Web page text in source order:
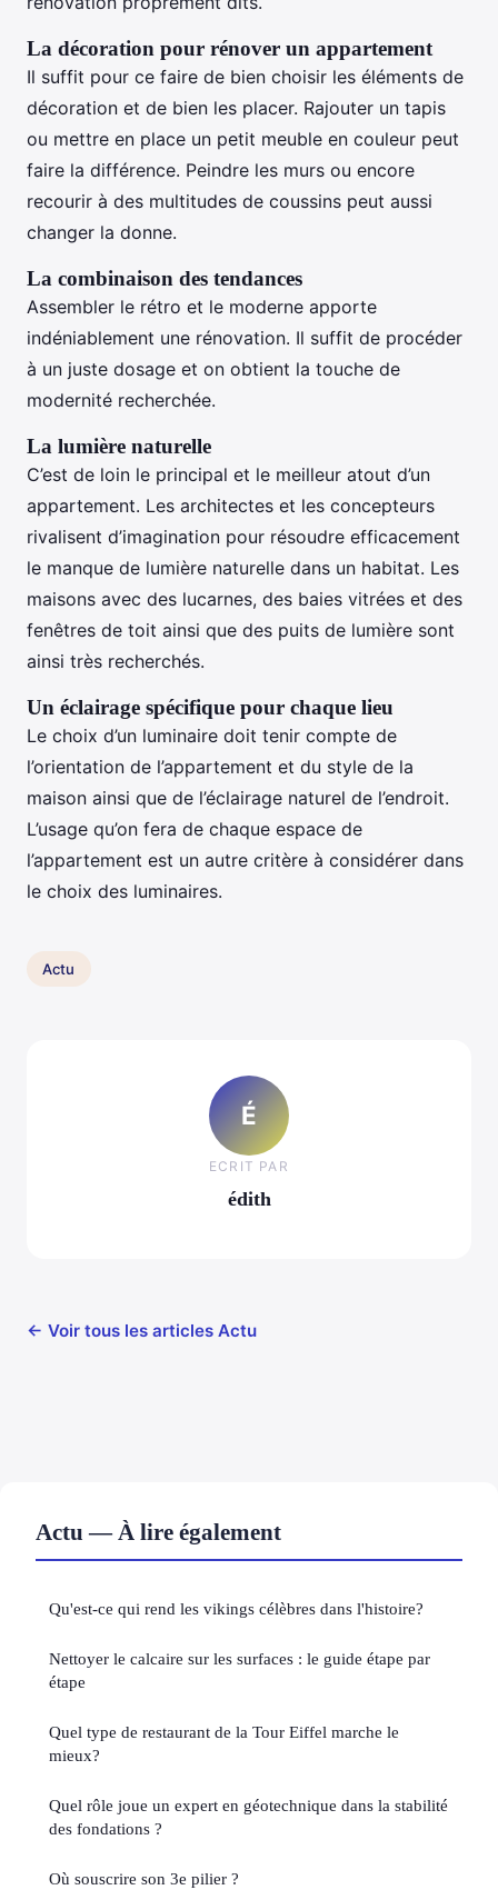
La décoration pour rénover un appartement
Il suffit pour ce faire de bien choisir les éléments de
décoration et de bien les placer. Rajouter un tapis
ou mettre en place un petit meuble en couleur peut
faire la différence. Peindre les murs ou encore
recourir à des multitudes de coussins peut aussi
changer la donne.
La combinaison des tendances
Assembler le rétro et le moderne apporte
indéniablement une rénovation. Il suffit de procéder
à un juste dosage et on obtient la touche de
modernité recherchée.
La lumière naturelle
C’est de loin le principal et le meilleur atout d’un
appartement. Les architectes et les concepteurs
rivalisent d’imagination pour résoudre efficacement
le manque de lumière naturelle dans un habitat. Les
maisons avec des lucarnes, des baies vitrées et des
fenêtres de toit ainsi que des puits de lumière sont
ainsi très recherchés.
Un éclairage spécifique pour chaque lieu
Le choix d’un luminaire doit tenir compte de
l’orientation de l’appartement et du style de la
maison ainsi que de l’éclairage naturel de l’endroit.
L’usage qu’on fera de chaque espace de
l’appartement est un autre critère à considérer dans
le choix des luminaires.
Actu
É
ECRIT PAR
édith
← Voir tous les articles Actu
Actu — À lire également
Qu'est-ce qui rend les vikings célèbres dans l'histoire?
Nettoyer le calcaire sur les surfaces : le guide étape par
étape
Quel type de restaurant de la Tour Eiffel marche le
mieux?
Quel rôle joue un expert en géotechnique dans la stabilité
des fondations ?
Où souscrire son 3e pilier ?